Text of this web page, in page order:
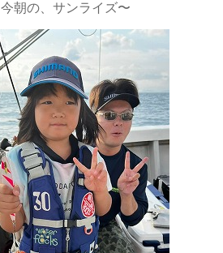
今朝の、サンライズ〜